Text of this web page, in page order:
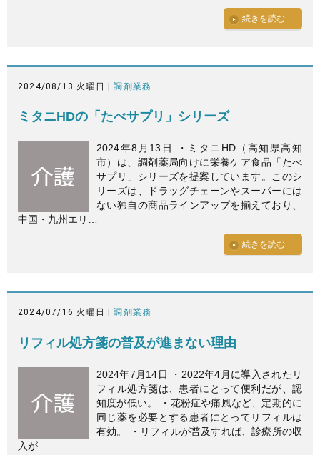
続きを読む
2024/08/13 火曜日 |調剤業務
ミタニHDの「たべサプリ」シリーズ
2024年8月13日 ・ミタニHD（高知県高知
市）は、調剤薬局向けに栄養ケア食品「たべ
サプリ」シリーズを提案しています。このシ
リーズは、ドラッグチェーンやスーパーには
ない独自の商品ラインアップを揃えており、
中国・九州エリ…
続きを読む
2024/07/16 火曜日 |調剤業務
リフィル処方箋の普及が進まない理由
2024年7月14日 ・2022年4月に導入されたリ
フィル処方箋は、患者にとって便利だが、認
知度が低い。 ・花粉症や痛風など、定期的に
同じ薬を必要とする患者にとってリフィルは
有効。 ・リフィルが普及すれば、診療所の収
入が…